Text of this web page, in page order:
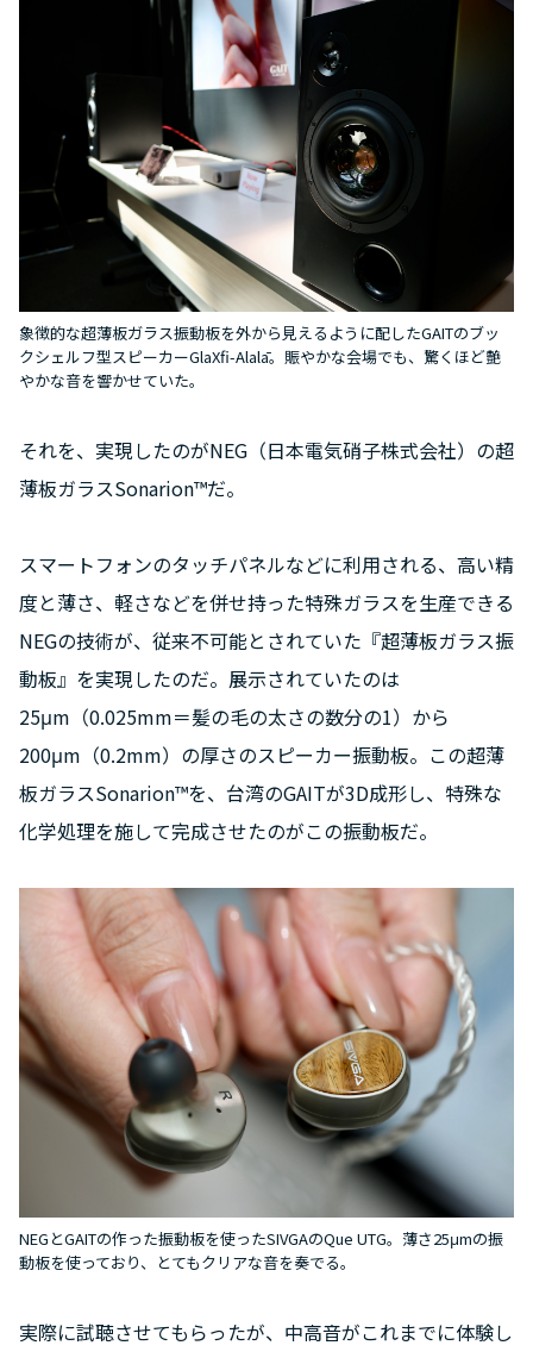
象徴的な超薄板ガラス振動板を外から見えるように配したGAITのブッ
クシェルフ型スピーカーGlaXfi-Alalā。賑やかな会場でも、驚くほど艶
やかな音を響かせていた。
それを、実現したのがNEG（日本電気硝子株式会社）の超
薄板ガラスSonarion™だ。
スマートフォンのタッチパネルなどに利用される、高い精
度と薄さ、軽さなどを併せ持った特殊ガラスを生産できる
NEGの技術が、従来不可能とされていた『超薄板ガラス振
動板』を実現したのだ。展示されていたのは
25μm（0.025mm＝髪の毛の太さの数分の1）から
200μm（0.2mm）の厚さのスピーカー振動板。この超薄
板ガラスSonarion™を、台湾のGAITが3D成形し、特殊な
化学処理を施して完成させたのがこの振動板だ。
NEGとGAITの作った振動板を使ったSIVGAのQue UTG。薄さ25μmの振
動板を使っており、とてもクリアな音を奏でる。
実際に試聴させてもらったが、中高音がこれまでに体験し